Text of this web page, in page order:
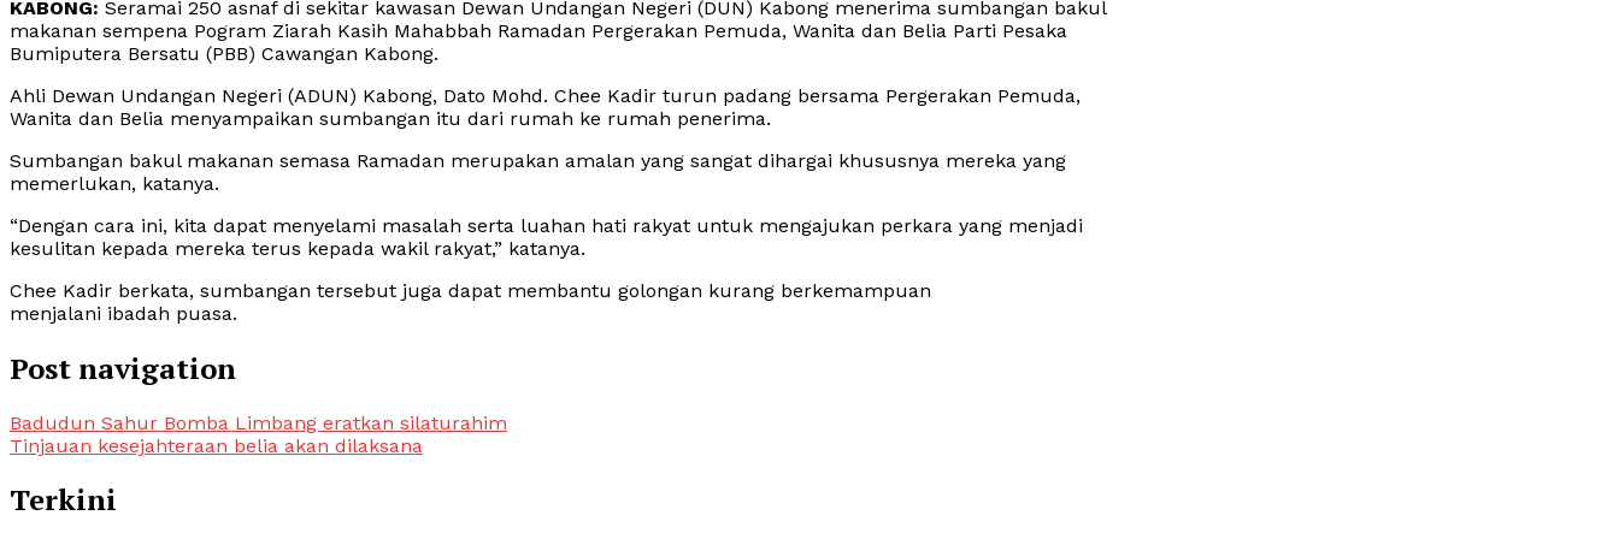
KABONG: Seramai 250 asnaf di sekitar kawasan Dewan Undangan Negeri (DUN) Kabong menerima sumbangan bakul
makanan sempena Pogram Ziarah Kasih Mahabbah Ramadan Pergerakan Pemuda, Wanita dan Belia Parti Pesaka
Bumiputera Bersatu (PBB) Cawangan Kabong.
Ahli Dewan Undangan Negeri (ADUN) Kabong, Dato Mohd. Chee Kadir turun padang bersama Pergerakan Pemuda,
Wanita dan Belia menyampaikan sumbangan itu dari rumah ke rumah penerima.
Sumbangan bakul makanan semasa Ramadan merupakan amalan yang sangat dihargai khususnya mereka yang
memerlukan, katanya.
“Dengan cara ini, kita dapat menyelami masalah serta luahan hati rakyat untuk mengajukan perkara yang menjadi
kesulitan kepada mereka terus kepada wakil rakyat,” katanya.
Chee Kadir berkata, sumbangan tersebut juga dapat membantu golongan kurang berkemampuan
menjalani ibadah puasa.
Post navigation
Badudun Sahur Bomba Limbang eratkan silaturahim
Tinjauan kesejahteraan belia akan dilaksana
Terkini